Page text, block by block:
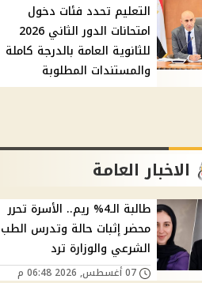
التعليم تحدد فئات دخول
امتحانات الدور الثاني 2026
للثانوية العامة بالدرجة كاملة
والمستندات المطلوبة
الاخبار العامة
طالبة الـ4% ريم.. الأسرة تحرر
محضر إثبات حالة وتدرس الطب
الشرعي والوزارة ترد
07 أغسطس, 2026 06:48 م